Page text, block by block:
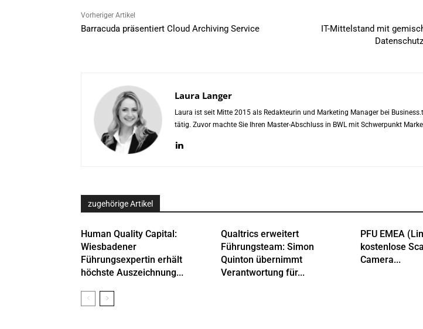
Vorheriger Artikel
Barracuda präsentiert Cloud Archiving Service
IT-Mittelstand mit
Laura Langer
Laura ist seit Mitte 2015 als Redakteurin und Marketing Manager bei
tätig. Zuvor machte Sie Ihren Master-Abschluss in BWL mit Schwerpunkt
zugehörige Artikel
Human Quality Capital:
Wiesbadener
Führungsexpertin erhält
höchste Auszeichnung...
Qualtrics erweitert
Führungsteam: Simon
Quinton übernimmt
Verantwortung für...
PFU EMEA
kostenlose
Camera...